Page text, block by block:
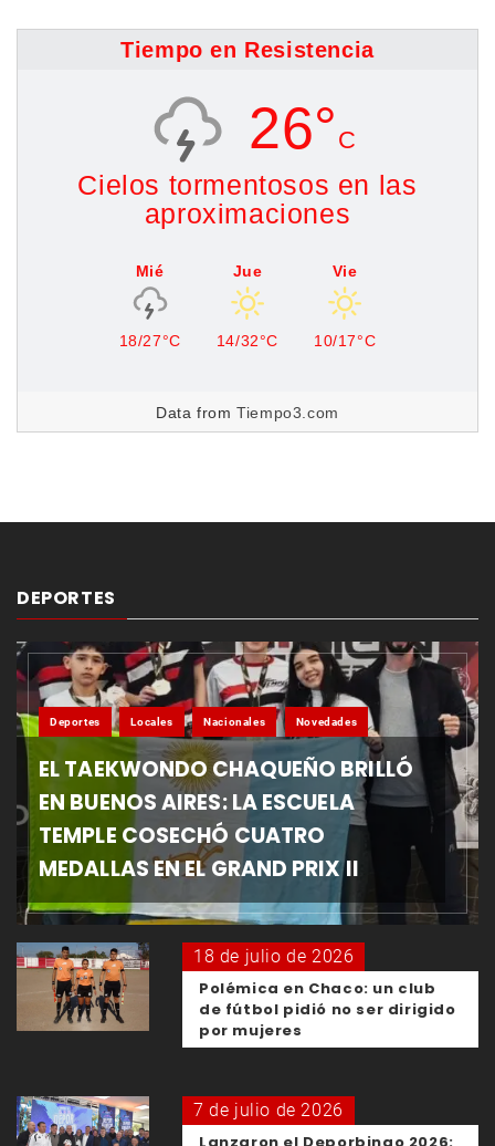
Tiempo en Resistencia
26° C
Cielos tormentosos en las
aproximaciones
Mié
18/27°C
Jue
14/32°C
Vie
10/17°C
Data fromTiempo3.com
DEPORTES
Deportes Locales Nacionales Novedades
EL TAEKWONDO CHAQUEÑO BRILLÓ
EN BUENOS AIRES: LA ESCUELA
TEMPLE COSECHÓ CUATRO
MEDALLAS EN EL GRAND PRIX II
18 de julio de 2026
Polémica en Chaco: un club
de fútbol pidió no ser dirigido
por mujeres
7 de julio de 2026